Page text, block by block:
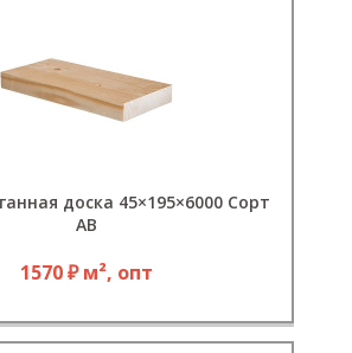
доска 45×195×6000 Сорт
АB
1570 ₽ м², опт